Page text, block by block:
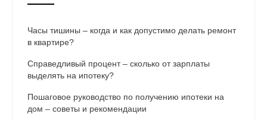
Часы тишины – когда и как допустимо делать ремонт
в квартире?
Справедливый процент – сколько от зарплаты
выделять на ипотеку?
Пошаговое руководство по получению ипотеки на
дом – советы и рекомендации